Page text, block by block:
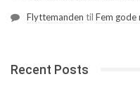
Flyttemanden til Fem gode
Recent Posts